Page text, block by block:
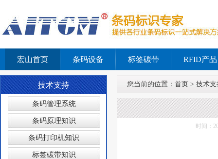
宏山首页 条码设备 标签碳带 RFID产品
技术支持
条码管理系统
条码原理知识
条码打印机知识
标签碳带知识
您当前的位置： 首页 > 技术支
时间：